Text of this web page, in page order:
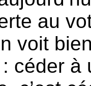
au
voit
céder à